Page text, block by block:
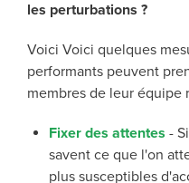
les perturbations ?
Voici Voici quelques
performants peuvent
membres de leur équipe
Fixer des attentes -
savent ce que l'on
plus susceptibles